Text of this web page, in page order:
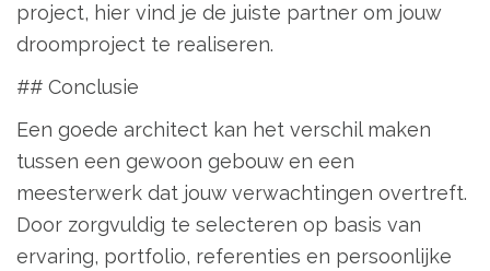
project, hier vind je de juiste partner om jouw
droomproject te realiseren.
## Conclusie
Een goede architect kan het verschil maken
tussen een gewoon gebouw en een
meesterwerk dat jouw verwachtingen overtreft.
Door zorgvuldig te selecteren op basis van
ervaring, portfolio, referenties en persoonlijke